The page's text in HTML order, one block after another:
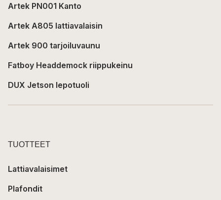
Artek PN001 Kanto
Artek A805 lattiavalaisin
Artek 900 tarjoiluvaunu
Fatboy Headdemock riippukeinu
DUX Jetson lepotuoli
TUOTTEET
Lattiavalaisimet
Plafondit